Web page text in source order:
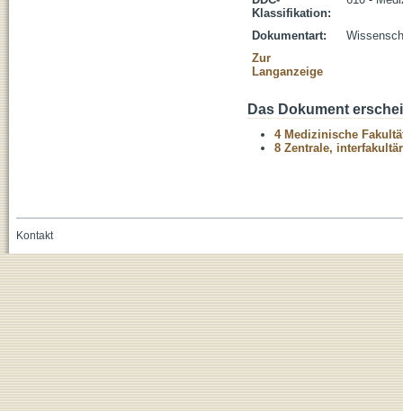
Klassifikation:
Dokumentart:
Zur
Langanzeige
Das Dokument
4 Medizinische
8 Zentrale,
Kontakt